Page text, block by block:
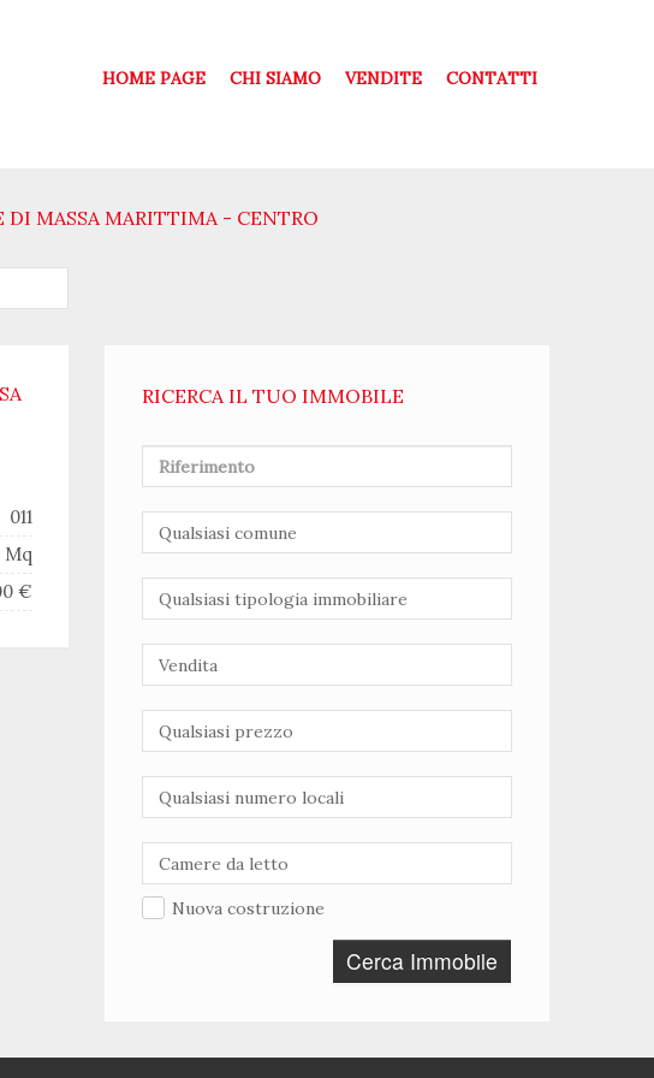
HOME PAGE CHI SIAMO VENDITE CONTATTI
MASSA MARITTIMA - CENTRO
011
Mq
€
RICERCA IL TUO IMMOBILE
Nuova costruzione
Cerca Immobile